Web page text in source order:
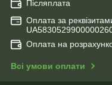
Післяплата
Оплата за
Оплата на
Всі умови оплати